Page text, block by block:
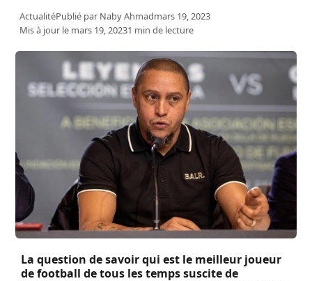
ActualitéPublié par Naby Ahmadmars 19, 2023
Mis à jour le mars 19, 20231 min de lecture
La question de savoir qui est le meilleur joueur
de football de tous les temps suscite de